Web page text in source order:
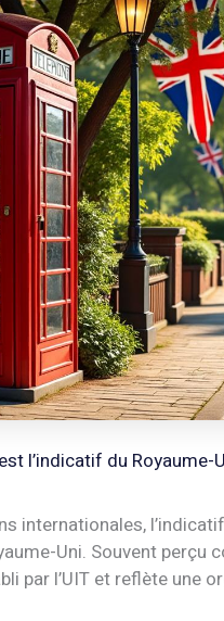
l’indicatif du Royaume-
internationales,
Uni. Souvent perçu
par l’UIT et reflète une